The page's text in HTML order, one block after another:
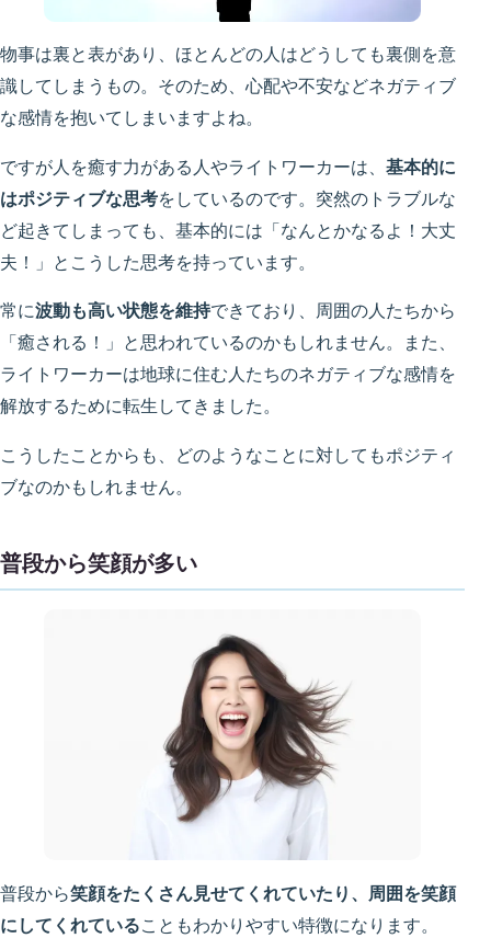
物事は裏と表があり、ほとんどの人はどうしても裏側を意
識してしまうもの。そのため、心配や不安などネガティブ
な感情を抱いてしまいますよね。
ですが人を癒す力がある人やライトワーカーは、 基本的に
はポジティブな思考をしているのです。突然のトラブルな
ど起きてしまっても、基本的には「なんとかなるよ！大丈
夫！」とこうした思考を持っています。
常に波動も高い状態を維持できており、周囲の人たちから
「癒される！」と思われているのかもしれません。また、
ライトワーカーは地球に住む人たちのネガティブな感情を
解放するために転生 してきました。
こうしたことからも、どのようなことに対してもポジティ
ブなのかもしれません。
普段から笑顔が多い
普段から笑顔をたくさん見せてくれていたり、周囲を笑顔
にしてくれていることもわかりやすい特徴になります。